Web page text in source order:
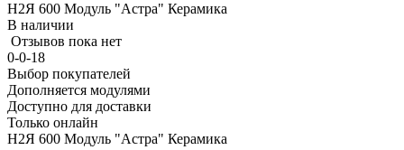
Н2Я 600 Модуль "Астра" Керамика
В наличии
Отзывов пока нет
0-0-18
Выбор покупателей
Дополняется модулями
Доступно для доставки
Только онлайн
Н2Я 600 Модуль "Астра" Керамика